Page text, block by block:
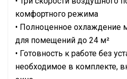
комфортного режима
• Полноценное охлаждение
для помещений до 24 м²
• Готовность к работе без
необходимое в комплекте,